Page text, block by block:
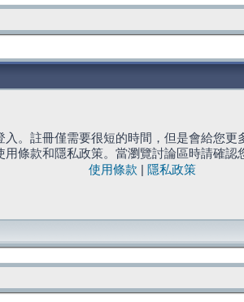
入。註冊僅需要很短的時間，但是會給您更
條款和隱私政策。當瀏覽討論區時請確認
使用條款
隱私政策